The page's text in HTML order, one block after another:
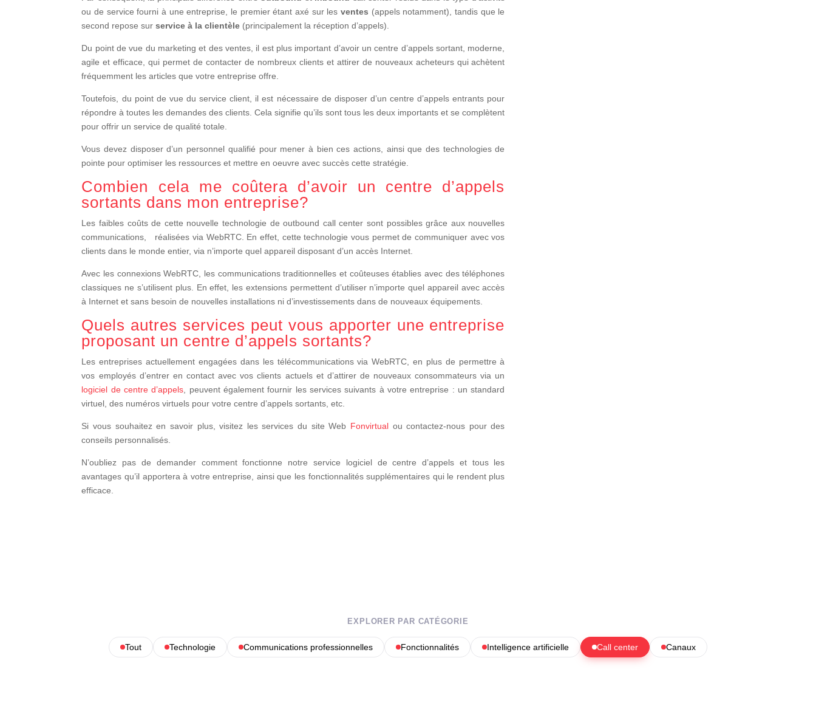
ou de service fourni à une entreprise, le premier étant axé sur lesventes (appels notamment), tandis que le
second repose surservice à la clientèle (principalement la réception d’appels).
Du point de vue du marketing et des ventes, il est plus important d’avoir un centre d’appels sortant, moderne,
agile et efficace, qui permet de contacter de nombreux clients et attirer de nouveaux acheteurs qui achètent
fréquemment les articles que votre entreprise offre.
Toutefois, du point de vue du service client, il est nécessaire de disposer d’un centre d’appels entrants pour
répondre à toutes les demandes des clients. Cela signifie qu’ils sont tous les deux importants et se complètent
pour offrir un service de qualité totale.
Vous devez disposer d’un personnel qualifié pour mener à bien ces actions, ainsi que des technologies de
pointe pour optimiser les ressources et mettre en oeuvre avec succès cette stratégie.
Combien cela me coûtera d’avoir un centre d’appels
sortants dans mon entreprise?
Les faibles coûts de cette nouvelle technologie de outbound call center sont possibles grâce aux nouvelles
communications, réalisées via WebRTC. En effet, cette technologie vous permet de communiquer avec vos
clients dans le monde entier, via n’importe quel appareil disposant d’un accès Internet.
Avec les connexions WebRTC, les communications traditionnelles et coûteuses établies avec des téléphones
classiques ne s’utilisent plus. En effet, les extensions permettent d’utiliser n’importe quel appareil avec accès
à Internet et sans besoin de nouvelles installations ni d’investissements dans de nouveaux équipements.
Quels autres services peut vous apporter une entreprise
proposant un centre d’appels sortants?
Les entreprises actuellement engagées dans les télécommunications via WebRTC, en plus de permettre à
vos employés d’entrer en contact avec vos clients actuels et d’attirer de nouveaux consommateurs via un
logiciel de centre d’appels , peuvent également fournir les services suivants à votre entreprise : un standard
virtuel, des numéros virtuels pour votre centre d’appels sortants, etc.
Si vous souhaitez en savoir plus, visitez les services du site Web Fonvirtual ou contactez-nous pour des
conseils personnalisés.
N’oubliez pas de demander comment fonctionne notre service logiciel de centre d’appels et tous les
avantages qu’il apportera à votre entreprise, ainsi que les fonctionnalités supplémentaires qui le rendent plus
efficace.
EXPLORER PAR CATÉGORIE
Tout Technologie Communications professionnelles Fonctionnalités Intelligence artificielle Call center Canaux